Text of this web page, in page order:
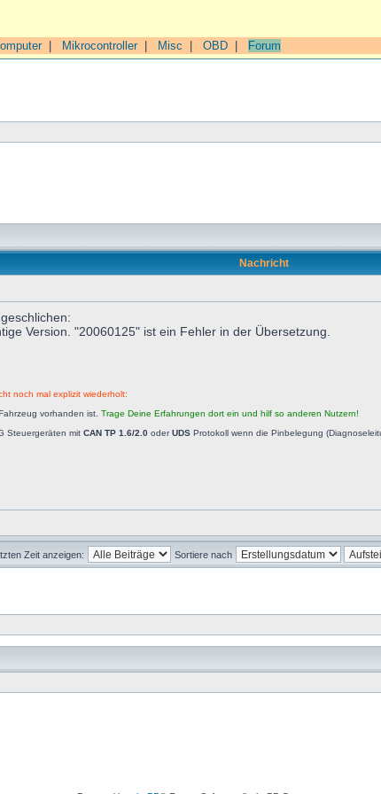
| Mikrocontroller| Misc OBD Forum
Nachricht
Version. "20060125" ist ein Fehler in der Übersetzung.
noch mal explizit wiederholt:
vorhanden ist. Trage Deine Erfahrungen dort ein und hilf so anderen Nutzern!
Steuergeräten mit CAN TP 1.6/2.0 oderUDS Protokoll wenn die Pinbelegung
Zeit anzeigen: Sortiere nach